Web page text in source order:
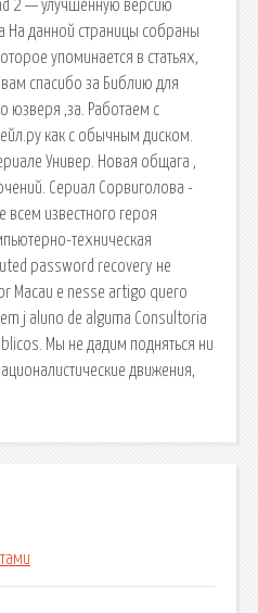
2 — улучшенную версию
На данной страницы собраны
упоминается в статьях,
спасибо за Библию для
юзверя ,за. Работаем с
как с обычным диском.
Универ. Новая общага ,
Сериал Сорвиголова -
известного героя
техническая
password recovery не
Macau e nesse artigo quero
j aluno de alguma Consultoria
Мы не дадим подняться ни
движения,